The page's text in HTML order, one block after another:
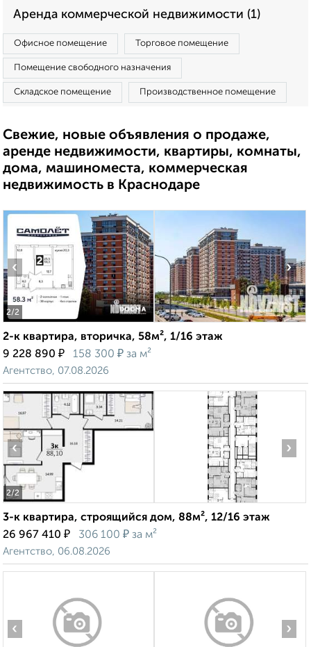
Аренда коммерческой недвижимости (1)
Офисное помещение Торговое помещение
Помещение свободного назначения
Складское помещение Производственное помещение
Свежие, новые объявления о продаже,
аренде недвижимости, квартиры, комнаты,
дома, машиноместа, коммерческая
недвижимость в Краснодаре
2/2
‹ ›
2-к квартира, вторичка, 58м², 1/16 этаж
9 228 890 ₽ 158 300 ₽ за м²
Агентство, 07.08.2026
2/2
‹ ›
3-к квартира, строящийся дом, 88м², 12/16 этаж
26 967 410 ₽ 306 100 ₽ за м²
Агентство, 06.08.2026
‹ ›